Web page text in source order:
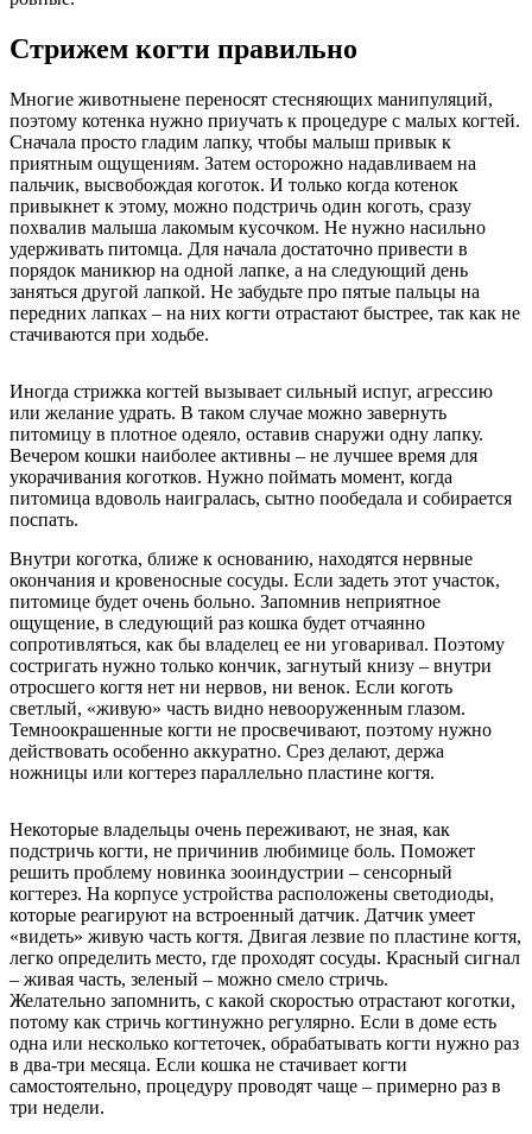
Стрижем когти правильно
Многие животныене переносят стесняющих манипуляций,
поэтому котенка нужно приучать к процедуре с малых когтей.
Сначала просто гладим лапку, чтобы малыш привык к
приятным ощущениям. Затем осторожно надавливаем на
пальчик, высвобождая коготок. И только когда котенок
привыкнет к этому, можно подстричь один коготь, сразу
похвалив малыша лакомым кусочком. Не нужно насильно
удерживать питомца. Для начала достаточно привести в
порядок маникюр на одной лапке, а на следующий день
заняться другой лапкой. Не забудьте про пятые пальцы на
передних лапках – на них когти отрастают быстрее, так как не
стачиваются при ходьбе.
Иногда стрижка когтей вызывает сильный испуг, агрессию
или желание удрать. В таком случае можно завернуть
питомицу в плотное одеяло, оставив снаружи одну лапку.
Вечером кошки наиболее активны – не лучшее время для
укорачивания коготков. Нужно поймать момент, когда
питомица вдоволь наигралась, сытно пообедала и собирается
поспать.
Внутри коготка, ближе к основанию, находятся нервные
окончания и кровеносные сосуды. Если задеть этот участок,
питомице будет очень больно. Запомнив неприятное
ощущение, в следующий раз кошка будет отчаянно
сопротивляться, как бы владелец ее ни уговаривал. Поэтому
состригать нужно только кончик, загнутый книзу – внутри
отросшего когтя нет ни нервов, ни венок. Если коготь
светлый, «живую» часть видно невооруженным глазом.
Темноокрашенные когти не просвечивают, поэтому нужно
действовать особенно аккуратно. Срез делают, держа
ножницы или когтерез параллельно пластине когтя.
Некоторые владельцы очень переживают, не зная, как
подстричь когти, не причинив любимице боль. Поможет
решить проблему новинка зооиндустрии – сенсорный
когтерез. На корпусе устройства расположены светодиоды,
которые реагируют на встроенный датчик. Датчик умеет
«видеть» живую часть когтя. Двигая лезвие по пластине когтя,
легко определить место, где проходят сосуды. Красный сигнал
– живая часть, зеленый – можно смело стричь.
Желательно запомнить, с какой скоростью отрастают коготки,
потому как стричь когтинужно регулярно. Если в доме есть
одна или несколько когтеточек, обрабатывать когти нужно раз
в два-три месяца. Если кошка не стачивает когти
самостоятельно, процедуру проводят чаще – примерно раз в
три недели.